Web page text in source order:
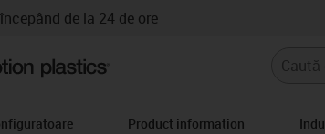
de la 24 de ore
Product information